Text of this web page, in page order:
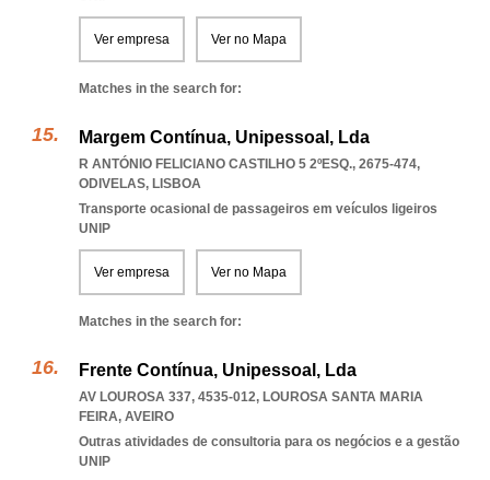
Ver empresa Ver no Mapa
Matches in the search for:
Margem Contínua, Unipessoal, Lda
R ANTÓNIO FELICIANO CASTILHO 5 2ºESQ., 2675-474,
ODIVELAS, LISBOA
Transporte ocasional de passageiros em veículos ligeiros
UNIP
Ver empresa Ver no Mapa
Matches in the search for:
Frente Contínua, Unipessoal, Lda
AV LOUROSA 337, 4535-012, LOUROSA SANTA MARIA
FEIRA, AVEIRO
Outras atividades de consultoria para os negócios e a gestão
UNIP